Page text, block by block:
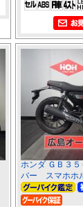
ホンダ ＧＢ３
バー スマホホ